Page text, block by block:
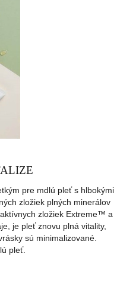
pre mdlú pleť s hlbokými
zložiek plných minerálov
zložiek Extreme™ a
je pleť znovu plná vitality,
sú minimalizované.
pleť.